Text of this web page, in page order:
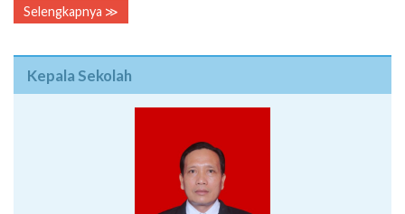
Selengkapnya ≫
Kepala Sekolah